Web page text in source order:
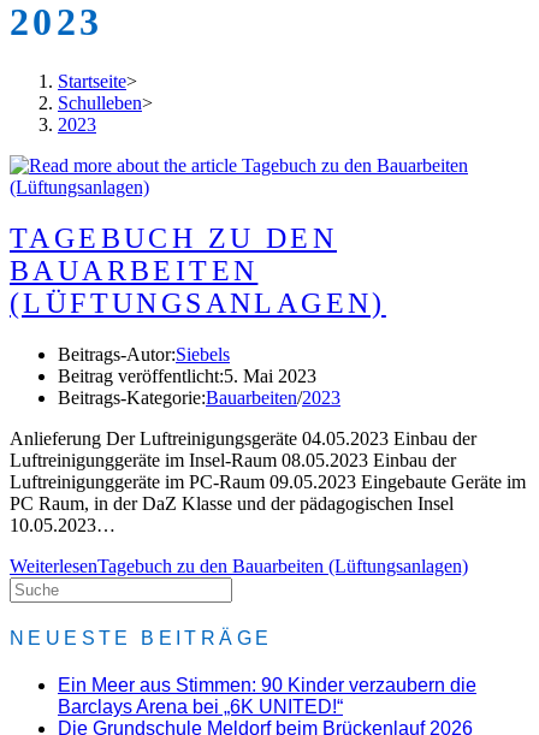
2023
Startseite>
Schulleben>
2023
TAGEBUCH ZU DEN
BAUARBEITEN
(LÜFTUNGSANLAGEN)
Beitrags-Autor:Siebels
Beitrag veröffentlicht:5. Mai 2023
Beitrags-Kategorie:Bauarbeiten/2023
Anlieferung Der Luftreinigungsgeräte 04.05.2023 Einbau der
Luftreinigunggeräte im Insel-Raum 08.05.2023 Einbau der
Luftreinigunggeräte im PC-Raum 09.05.2023 Eingebaute Geräte im
PC Raum, in der DaZ Klasse und der pädagogischen Insel
10.05.2023…
WeiterlesenTagebuch zu den Bauarbeiten (Lüftungsanlagen)
NEUESTE BEITRÄGE
Ein Meer aus Stimmen: 90 Kinder verzaubern die
Barclays Arena bei „6K UNITED!“
Die Grundschule Meldorf beim Brückenlauf 2026